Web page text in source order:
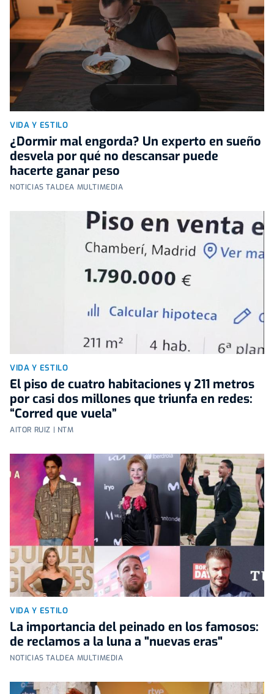
VIDA Y ESTILO
¿Dormir mal engorda? Un experto en sueño
desvela por qué no descansar puede
hacerte ganar peso
NOTICIAS TALDEA MULTIMEDIA
VIDA Y ESTILO
El piso de cuatro habitaciones y 211 metros
por casi dos millones que triunfa en redes:
“Corred que vuela”
AITOR RUIZ | NTM
VIDA Y ESTILO
La importancia del peinado en los famosos:
de reclamos a la luna a "nuevas eras"
NOTICIAS TALDEA MULTIMEDIA